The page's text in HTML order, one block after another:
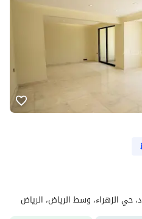
حي الزهراء، وسط الرياض، الرياض